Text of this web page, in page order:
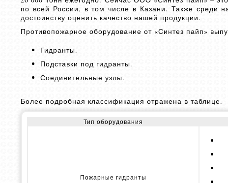
по всей России, в том числе в Казани. Также среди
достоинству оценить качество нашей продукции.
Противопожарное оборудование от «Синтез пайп»
Гидранты.
Подставки под гидранты.
Соединительные узлы.
Более подробная классификация отражена в таблице.
Тип оборудования
Пожарные гидранты